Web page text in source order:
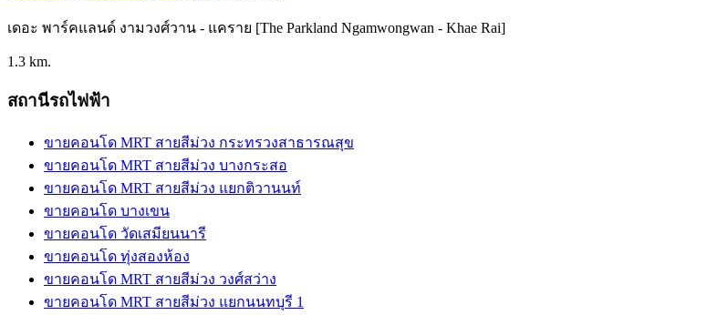
เดอะ พาร์คแลนด์ งามวงศ์วาน - แคราย [The Parkland Ngamwongwan - Khae Rai]
1.3 km.
สถานีรถไฟฟ้า
ขายคอนโด MRT สายสีม่วง กระทรวงสาธารณสุข
ขายคอนโด MRT สายสีม่วง บางกระสอ
ขายคอนโด MRT สายสีม่วง แยกติวานนท์
ขายคอนโด บางเขน
ขายคอนโด วัดเสมียนนารี
ขายคอนโด ทุ่งสองห้อง
ขายคอนโด MRT สายสีม่วง วงศ์สว่าง
ขายคอนโด MRT สายสีม่วง แยกนนทบุรี 1